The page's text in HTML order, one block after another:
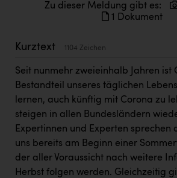
IFE Austria GmbH
Jesolo
Jane Goodall Institute Austria
Kärcher
Karin Liedl
Zu dieser Meldung gibt es:
1 Dokument
Kurztext 1104 Zeichen
Seit nunmehr zweieinhalb Jahren ist
Bestandteil unseres täglichen
lernen, auch künftig mit Corona zu
steigen in allen Bundesländern
Expertinnen und Experten sprechen
uns bereits am Beginn einer
der aller Voraussicht nach weitere
Herbst folgen werden. Gleichzeitig